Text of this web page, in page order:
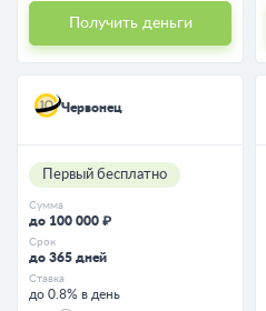
Получить деньги
Червонец
Первый бесплатно
Сумма
до 100 000 ₽
Срок
до 365 дней
Ставка
до 0.8% в день